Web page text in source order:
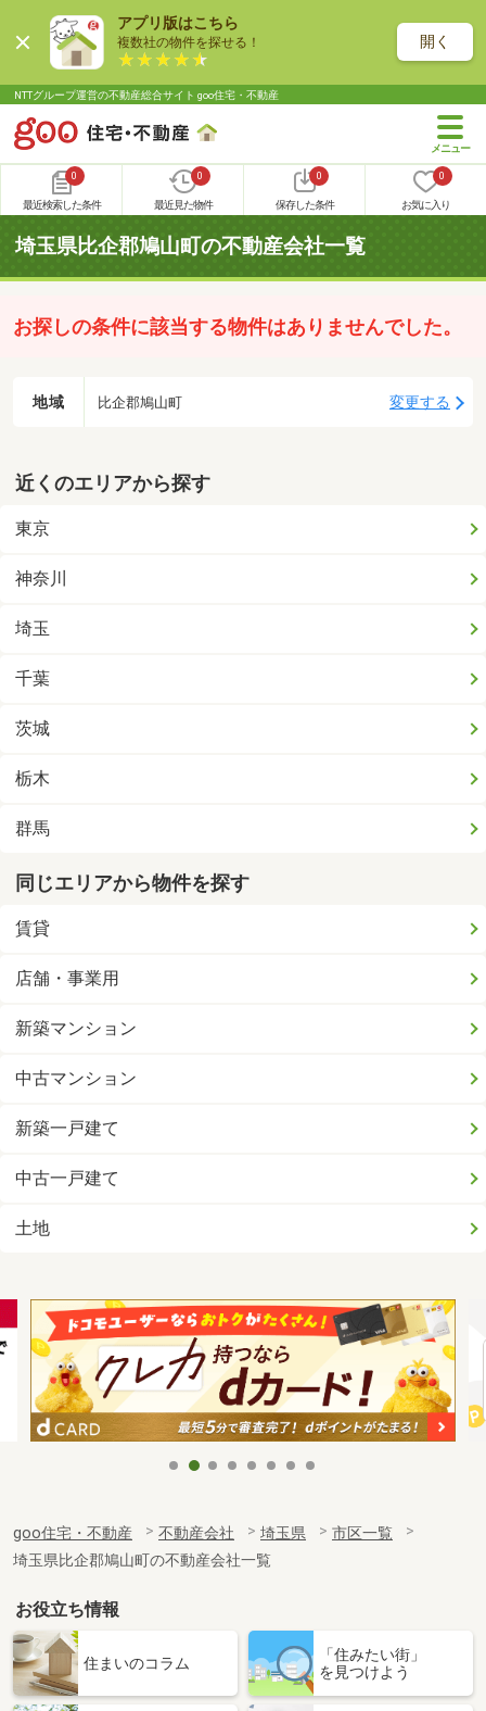
アプリ版はこちら
複数社の物件を探せる！ 開く
NTTグループ運営の不動産総合サイト goo住宅・不動産
0
最近検索した条件
0
最近見た物件
0
保存した条件
0
お気に入り
埼玉県比企郡鳩山町の不動産会社一覧
お探しの条件に該当する物件はありませんでした。
地域 比企郡鳩山町 変更する
近くのエリアから探す
東京
神奈川
埼玉
千葉
茨城
栃木
群馬
同じエリアから物件を探す
賃貸
店舗・事業用
新築マンション
中古マンション
新築一戸建て
中古一戸建て
土地
goo住宅・不動産 不動産会社 埼玉県
市区一覧
埼玉県比企郡鳩山町の不動産会社一覧
お役立ち情報
住まいのコラム
「住みたい街」
を見つけよう